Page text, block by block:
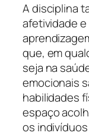
A disciplina
afetividade
que, em
seja na
emocionais
habilidades
espaço
os